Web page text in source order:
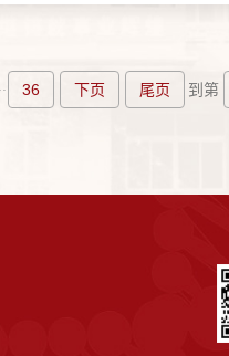
36 下页 尾页 到第